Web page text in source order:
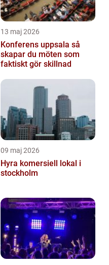
13 maj 2026
Konferens uppsala så
skapar du möten som
faktiskt gör skillnad
09 maj 2026
Hyra komersiell lokal i
stockholm